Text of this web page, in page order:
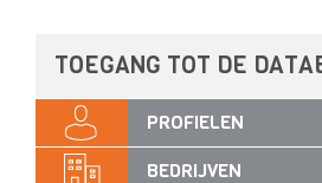
TOEGANG TOT DE
PROFIELEN
BEDRIJVEN